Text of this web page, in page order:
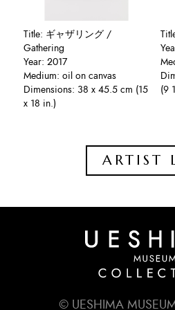
Title: ギャザリング /
Gathering
Year: 2017
Medium: oil on canvas
Dimensions: 38 x 45.5 cm (15
x 18 in.)
(9
ARTIST
© UESHIMA